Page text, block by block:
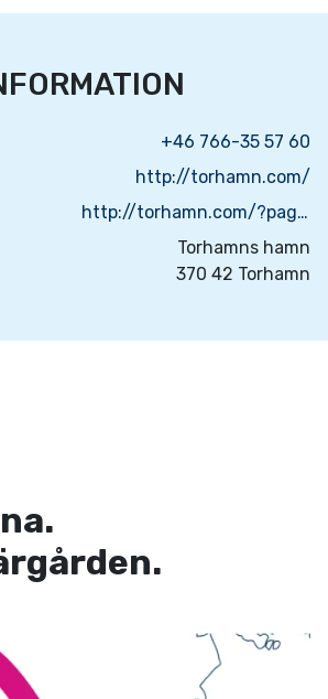
+46 766-35 57 60
http://torhamn.com/
http://torhamn.com/?page_id=322
Torhamns hamn
370 42 Torhamn